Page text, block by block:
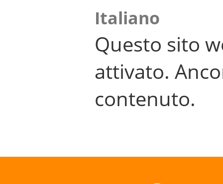
Italiano
Questo sito
attivato.
contenuto.